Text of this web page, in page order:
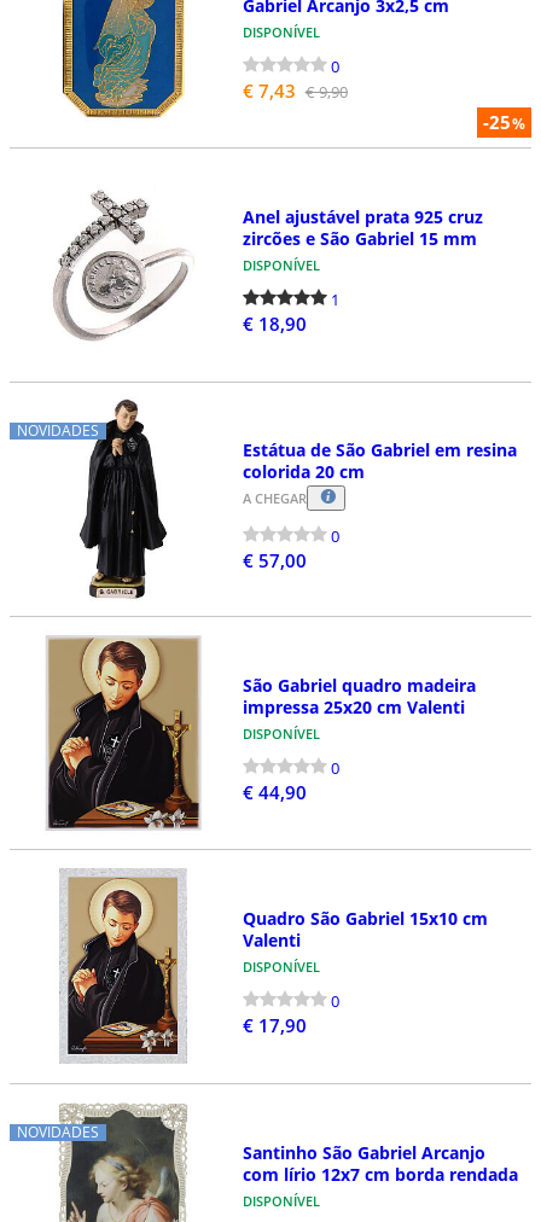
-25%
Gabriel Arcanjo 3x2,5 cm
DISPONÍVEL
0
€ 7,43 € 9,90
Anel ajustável prata 925 cruz
zircões e São Gabriel 15 mm
DISPONÍVEL
1
€ 18,90
NOVIDADES
Estátua de São Gabriel em resina
colorida 20 cm
A CHEGAR
0
€ 57,00
São Gabriel quadro madeira
impressa 25x20 cm Valenti
DISPONÍVEL
0
€ 44,90
Quadro São Gabriel 15x10 cm
Valenti
DISPONÍVEL
0
€ 17,90
NOVIDADES
Santinho São Gabriel Arcanjo
com lírio 12x7 cm borda rendada
DISPONÍVEL